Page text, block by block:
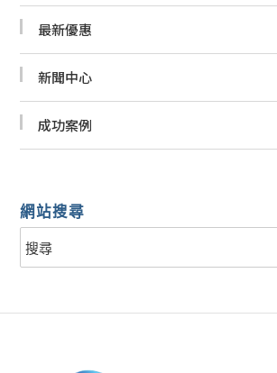
最新優惠
新聞中心
成功案例
網站搜尋